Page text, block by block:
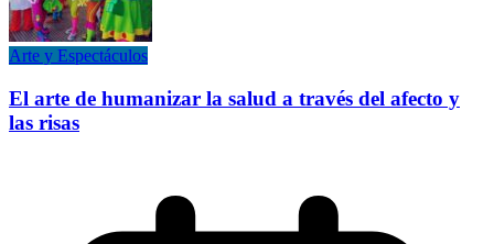
Arte y Espectáculos
El arte de humanizar la salud a través del afecto y
las risas